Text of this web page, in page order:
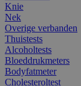
Knie
Nek
Overige verbanden
Thuistests
Alcoholtests
Bloeddrukmeters
Bodyfatmeter
Cholesteroltest